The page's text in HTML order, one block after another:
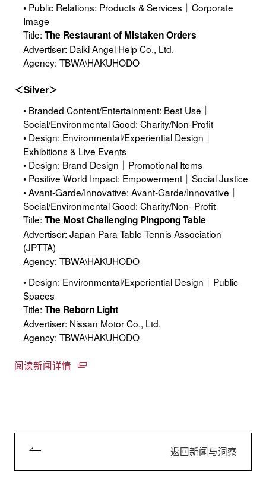
• Public Relations: Products & Services｜Corporate
Image
Title:The Restaurant of Mistaken Orders
Advertiser: Daiki Angel Help Co., Ltd.
Agency: TBWA\HAKUHODO
＜Silver＞
• Branded Content/Entertainment: Best Use｜
Social/Environmental Good: Charity/Non-Profit
• Design: Environmental/Experiential Design｜
Exhibitions & Live Events
• Design: Brand Design｜Promotional Items
• Positive World Impact: Empowerment｜Social Justice
• Avant-Garde/Innovative: Avant-Garde/Innovative｜
Social/Environmental Good: Charity/Non- Profit
Title:The Most Challenging Pingpong Table
Advertiser: Japan Para Table Tennis Association
(JPTTA)
Agency: TBWA\HAKUHODO
• Design: Environmental/Experiential Design｜Public
Spaces
Title:The Reborn Light
Advertiser: Nissan Motor Co., Ltd.
Agency: TBWA\HAKUHODO
阅读新闻详情
返回新闻与洞察